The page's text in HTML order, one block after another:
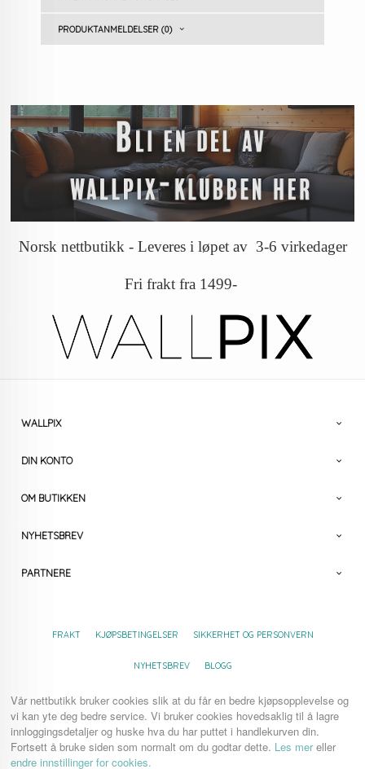
PRODUKTANMELDELSER (0)
Norsk nettbutikk - Leveres i løpet av 3-6 virkedager
Fri frakt fra 1499-
WALLPIX
DIN KONTO
OM BUTIKKEN
NYHETSBREV
PARTNERE
FRAKT KJØPSBETINGELSER SIKKERHET OG PERSONVERN
NYHETSBREV BLOGG
Vår nettbutikk bruker cookies slik at du får en bedre kjøpsopplevelse og
vi kan yte deg bedre service. Vi bruker cookies hovedsaklig til å lagre
innloggingsdetaljer og huske hva du har puttet i handlekurven din.
Fortsett å bruke siden som normalt om du godtar dette. Les mereller
endre innstillinger for cookies.